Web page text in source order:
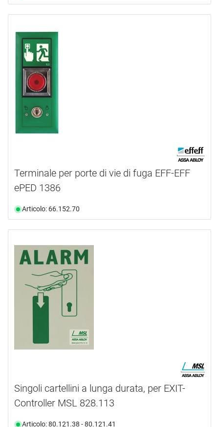
Terminale per porte di vie di fuga EFF-EFF
ePED 1386
Articolo: 66.152.70
Singoli cartellini a lunga durata, per EXIT-
Controller MSL 828.113
Articolo: 80.121.38 - 80.121.41